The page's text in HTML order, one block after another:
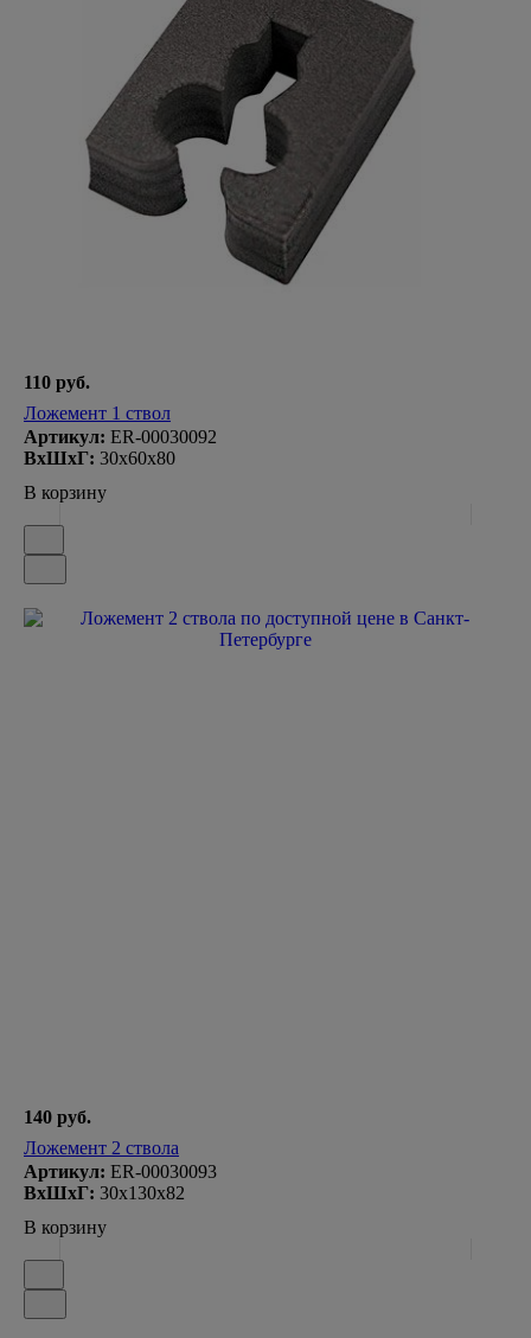
110 руб.
Ложемент 1 ствол
Артикул: ER-00030092
ВxШxГ: 30x60x80
В корзину
140 руб.
Ложемент 2 ствола
Артикул: ER-00030093
ВxШxГ: 30x130x82
В корзину